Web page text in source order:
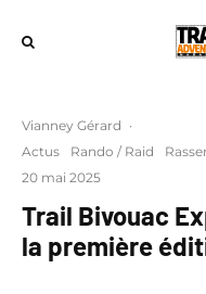
Vianney Gérard ·
Actus
Rando / Raid
20 mai 2025
Trail Bivouac
la première